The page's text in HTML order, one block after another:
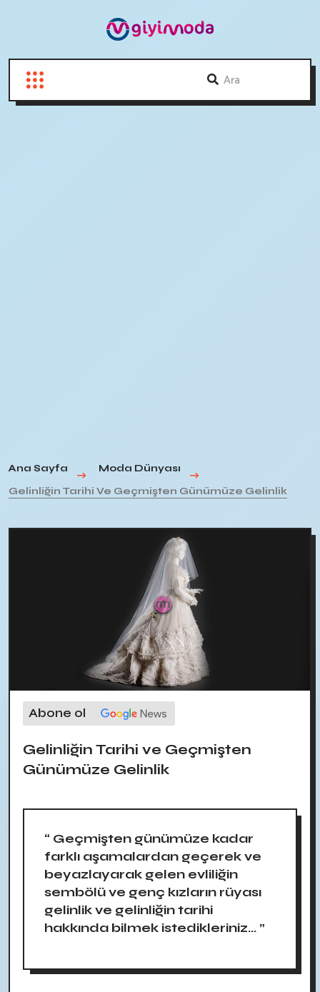
Ana Sayfa
Moda Dünyası
Gelinliğin Tarihi Ve Geçmişten Günümüze Gelinlik
Abone ol
Gelinliğin Tarihi ve Geçmişten
Günümüze Gelinlik
“ Geçmişten günümüze kadar
farklı aşamalardan geçerek ve
beyazlayarak gelen evliliğin
sembölü ve genç kızların rüyası
gelinlik ve gelinliğin tarihi
hakkında bilmek istedikleriniz... ”